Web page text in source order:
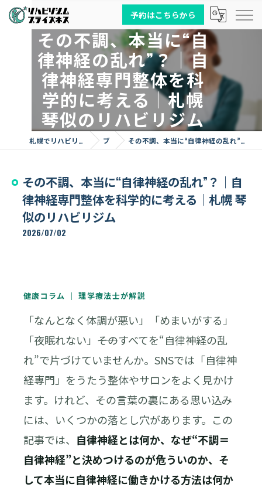
予約はこちらから
その不調、本当に“自
律神経の乱れ”？｜自
律神経専門整体を科
学的に考える｜札幌
琴似のリハビリジム
札幌でリハビリならリハビリジム プライズネス ブログ その不調、本当に“自律神経の乱れ”？｜自律神経専門整体を科学的に考える｜札幌 琴似のリハビリジム
その不調、本当に“自律神経の乱れ”？｜自
律神経専門整体を科学的に考える｜札幌 琴
似のリハビリジム
2026/07/02
健康コラム ｜ 理学療法士が解説
「なんとなく体調が悪い」「めまいがする」
「夜眠れない」――そのすべてを“自律神経の乱
れ”で片づけていませんか。SNSでは「自律神
経専門」をうたう整体やサロンをよく見かけ
ます。けれど、その言葉の裏にある思い込み
には、いくつかの落とし穴があります。この
記事では、 自律神経とは何か、なぜ“不調＝
自律神経”と決めつけるのが危ういのか、そ
して本当に自律神経に働きかける方法は何か